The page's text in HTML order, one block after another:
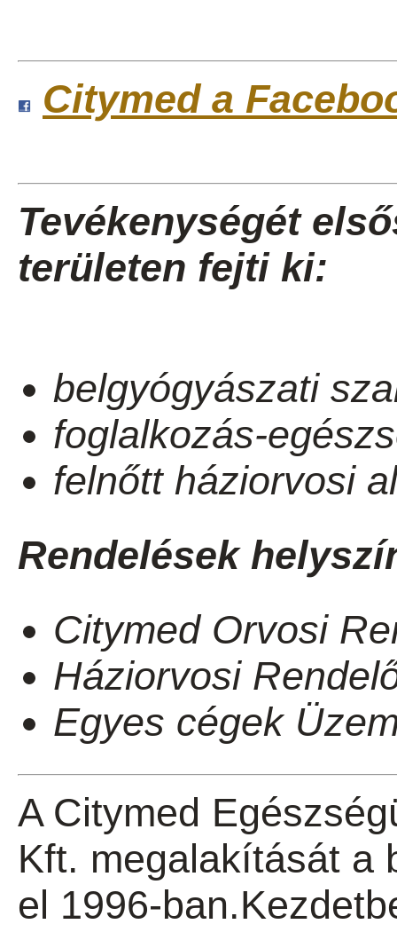
Citymed a
Tevékenységét
területen fejti ki:
belgyógyászati
foglalkozás-
felnőtt háziorvosi
Rendelések
Citymed Orvosi
Háziorvosi
Egyes cégek
A Citymed
Kft. megalakítását a
el 1996-